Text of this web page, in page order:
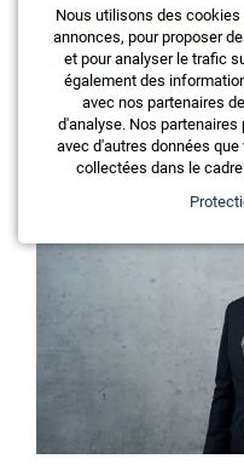
Nous utilisons des
annonces, pour proposer
et pour analyser le trafic
également des
avec nos partenaires
d'analyse. Nos
avec d'autres données
collectées dans le